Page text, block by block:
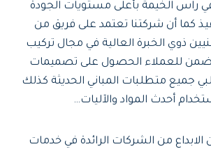
راس الخيمة بأعلى مستويات الجودة
كما أن شركتنا تعتمد على فريق من
ذوي الخبرة العالية في مجال تركيب
للعملاء الحصول على تصميمات
جميع متطلبات المباني الحديثة كذلك
أحدث المواد والآليات…
من الشركات الرائدة في خدمات